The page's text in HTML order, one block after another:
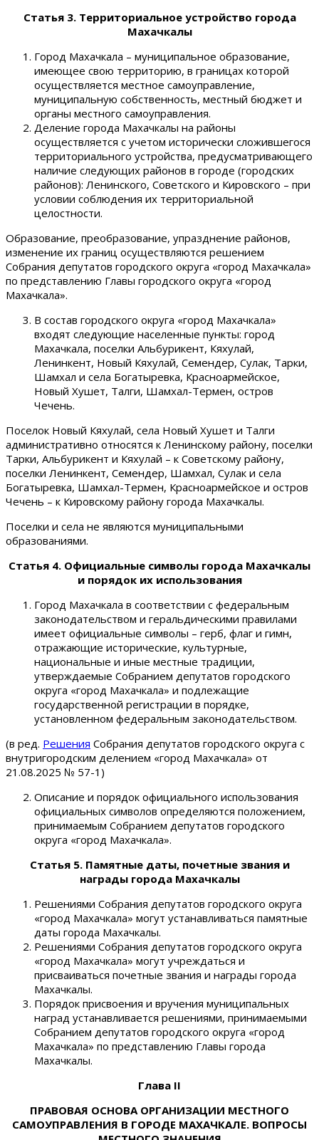
Статья 3. Территориальное устройство города
Махачкалы
Город Махачкала – муниципальное образование,
имеющее свою территорию, в границах которой
осуществляется местное самоуправление,
муниципальную собственность, местный бюджет и
органы местного самоуправления.
Деление города Махачкалы на районы
осуществляется с учетом исторически сложившегося
территориального устройства, предусматривающего
наличие следующих районов в городе (городских
районов): Ленинского, Советского и Кировского – при
условии соблюдения их территориальной
целостности.
Образование, преобразование, упразднение районов,
изменение их границ осуществляются решением
Собрания депутатов городского округа «город Махачкала»
по представлению Главы городского округа «город
Махачкала».
В состав городского округа «город Махачкала»
входят следующие населенные пункты: город
Махачкала, поселки Альбурикент, Кяхулай,
Ленинкент, Новый Кяхулай, Семендер, Сулак, Тарки,
Шамхал и села Богатыревка, Красноармейское,
Новый Хушет, Талги, Шамхал-Термен, остров
Чечень.
Поселок Новый Кяхулай, села Новый Хушет и Талги
административно относятся к Ленинскому району, поселки
Тарки, Альбурикент и Кяхулай – к Советскому району,
поселки Ленинкент, Семендер, Шамхал, Сулак и села
Богатыревка, Шамхал-Термен, Красноармейское и остров
Чечень – к Кировскому району города Махачкалы.
Поселки и села не являются муниципальными
образованиями.
Статья 4. Официальные символы города Махачкалы
и порядок их использования
Город Махачкала в соответствии с федеральным
законодательством и геральдическими правилами
имеет официальные символы – герб, флаг и гимн,
отражающие исторические, культурные,
национальные и иные местные традиции,
утверждаемые Собранием депутатов городского
округа «город Махачкала» и подлежащие
государственной регистрации в порядке,
установленном федеральным законодательством.
(в ред. Решения Собрания депутатов городского округа с
внутригородским делением «город Махачкала» от
21.08.2025 № 57-1)
Описание и порядок официального использования
официальных символов определяются положением,
принимаемым Собранием депутатов городского
округа «город Махачкала».
Статья 5. Памятные даты, почетные звания и
награды города Махачкалы
Решениями Собрания депутатов городского округа
«город Махачкала» могут устанавливаться памятные
даты города Махачкалы.
Решениями Собрания депутатов городского округа
«город Махачкала» могут учреждаться и
присваиваться почетные звания и награды города
Махачкалы.
Порядок присвоения и вручения муниципальных
наград устанавливается решениями, принимаемыми
Собранием депутатов городского округа «город
Махачкала» по представлению Главы города
Махачкалы.
Глава II
ПРАВОВАЯ ОСНОВА ОРГАНИЗАЦИИ МЕСТНОГО
САМОУПРАВЛЕНИЯ В ГОРОДЕ МАХАЧКАЛЕ. ВОПРОСЫ